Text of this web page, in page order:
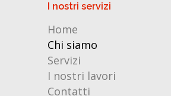
I nostri servizi
Home
Chi siamo
Servizi
I nostri lavori
Contatti